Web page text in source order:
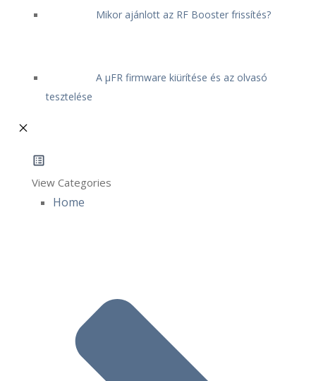
Mikor ajánlott az RF Booster frissítés?
A μFR firmware kiürítése és az olvasó
tesztelése
View Categories
Home